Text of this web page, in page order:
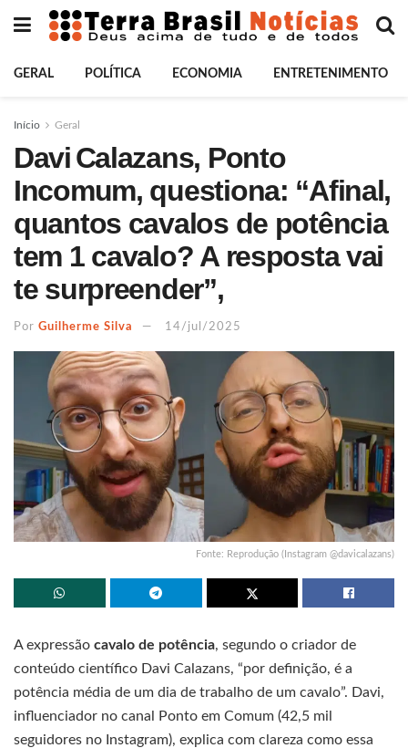
GERAL POLÍTICA ECONOMIA ENTRETENIMENTO
Início Geral
Davi Calazans, Ponto
Incomum, questiona: “Afinal,
quantos cavalos de potência
tem 1 cavalo? A resposta vai
te surpreender”,
Por Guilherme Silva 14/jul/2025
Fonte: Reprodução (Instagram @davicalazans)
A expressão cavalo de potência, segundo o criador de
conteúdo científico Davi Calazans, “por definição, é a
potência média de um dia de trabalho de um cavalo”. Davi,
influenciador no canal Ponto em Comum (42,5 mil
seguidores no Instagram), explica com clareza como essa